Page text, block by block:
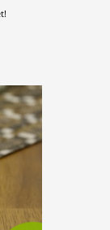
TÜNETEI
őrködik
mégis számos